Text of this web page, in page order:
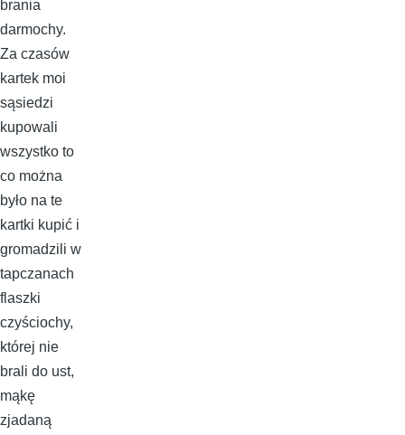
brania
darmochy.
Za czasów
kartek moi
sąsiedzi
kupowali
wszystko to
co można
było na te
kartki kupić i
gromadzili w
tapczanach
flaszki
czyściochy,
której nie
brali do ust,
mąkę
zjadaną